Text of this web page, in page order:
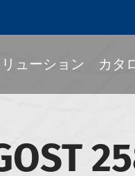
ューション カタ